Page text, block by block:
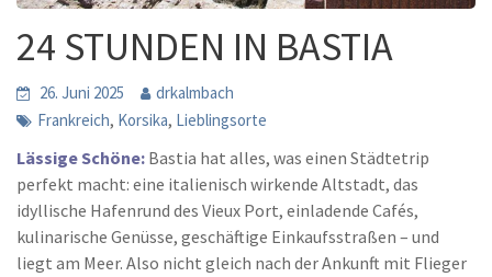
24 STUNDEN IN BASTIA
26. Juni 2025
drkalmbach
Frankreich, Korsika, Lieblingsorte
Lässige Schöne: Bastia hat alles, was einen Städtetrip
perfekt macht: eine italienisch wirkende Altstadt, das
idyllische Hafenrund des Vieux Port, einladende Cafés,
kulinarische Genüsse, geschäftige Einkaufsstraßen – und
liegt am Meer. Also nicht gleich nach der Ankunft mit Flieger